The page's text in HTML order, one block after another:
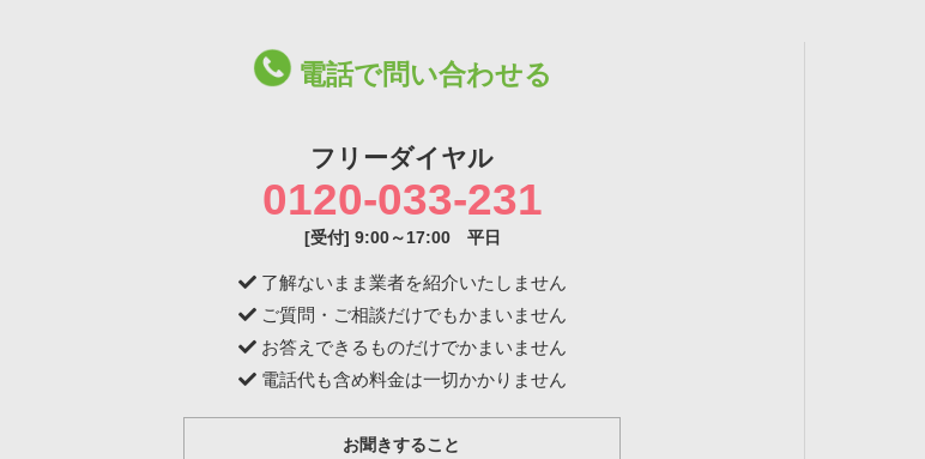
電話で問い合わせる
フリーダイヤル
0120-033-231
[受付] 9:00～17:00 平日
了解ないまま業者を紹介いたしません
ご質問・ご相談だけでもかまいません
お答えできるものだけでかまいません
電話代も含め料金は一切かかりません
お聞きすること